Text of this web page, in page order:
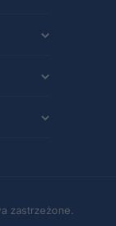
zastrzeżone.